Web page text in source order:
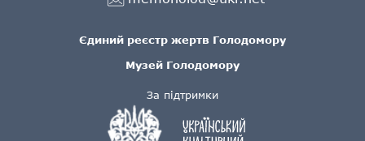
За підтримки
Єдиний реєстр жертв Голодомору
Музей Голодомору